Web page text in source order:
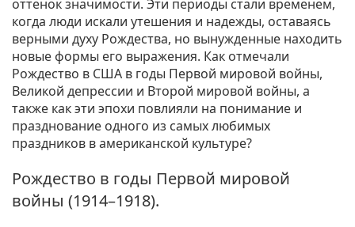
оттенок значимости. Эти периоды стали временем,
когда люди искали утешения и надежды, оставаясь
верными духу Рождества, но вынужденные находить
новые формы его выражения. Как отмечали
Рождество в США в годы Первой мировой войны,
Великой депрессии и Второй мировой войны, а
также как эти эпохи повлияли на понимание и
празднование одного из самых любимых
праздников в американской культуре?
Рождество в годы Первой мировой
войны (1914–1918).